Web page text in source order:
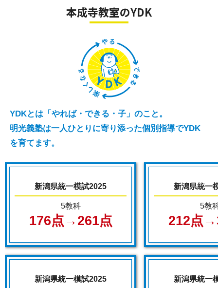
本成寺教室のYDK
YDKとは「やれば・できる・子」のこと。
明光義塾は一人ひとりに寄り添った個別指導でYDK
を育てます。
新潟県統一模試2025
5教科
176点→261点
新潟県統一模試2025
新潟県統一
5教
212点
新潟県統一